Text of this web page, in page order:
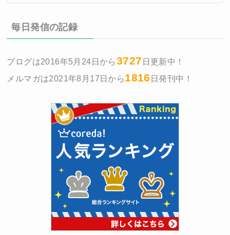
毎日発信の記録
ブログは2016年5月24日から3727 日更新中！
メルマガは2021年8月17日から1816 日発刊中！